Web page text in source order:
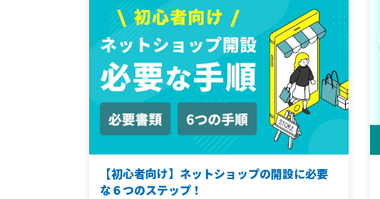
【初心者向け】ネットショップの開設に必要
な６つのステップ！